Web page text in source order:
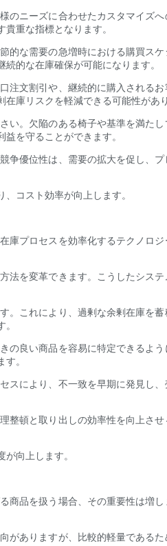
のニーズに合わせたカスタマイズ
重な指標となります。
的な需要の急増時における購買ス
的な在庫確保が可能になります。
注文割引や、継続的に購入される
庫リスクを軽減できる可能性があり
い。欠陥のある椅子や基準を満た
を守ることができます。
優位性は、需要の拡大を促し、
コスト効率が向上します。
プロセスを効率化するテクノロ
を変革できます。こうしたシス
これにより、過剰な余剰在庫を
の良い商品を容易に特定できるよ
。
により、不一致を早期に発見し
整頓と取り出しの効率性を向上さ
向上します。
品を扱う場合、その重要性は増
がありますが、比較的軽量である